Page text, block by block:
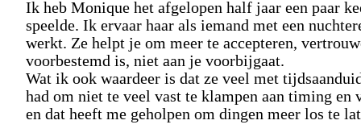
Ik heb Monique het afgelopen half jaar een paar
speelde. Ik ervaar haar als iemand met een
werkt. Ze helpt je om meer te accepteren,
voorbestemd is, niet aan je voorbijgaat.
Wat ik ook waardeer is dat ze veel met
had om niet te veel vast te klampen aan timing
en dat heeft me geholpen om dingen meer los te